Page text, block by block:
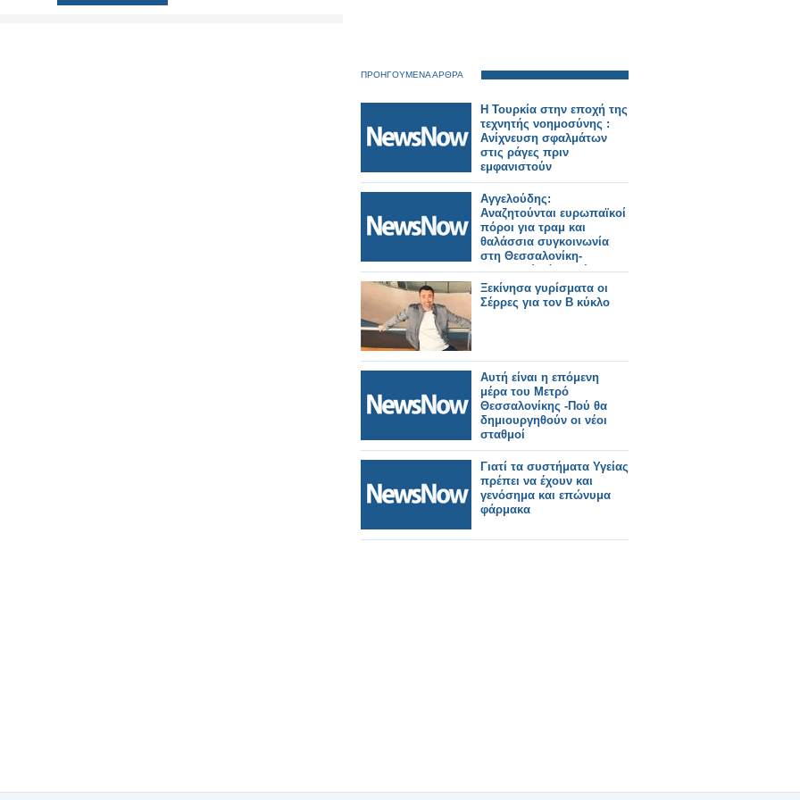
ΠΡΟΗΓΟΥΜΕΝΑ ΑΡΘΡΑ
Η Τουρκία στην εποχή της
τεχνητής νοημοσύνης :
Ανίχνευση σφαλμάτων
στις ράγες πριν
εμφανιστούν
Αγγελούδης:
Αναζητούνται ευρωπαϊκοί
πόροι για τραμ και
θαλάσσια συγκοινωνία
στη Θεσσαλονίκη-
Προκαλούν όσοι λένε πως
η πόλη δεν χρειάζεται
άλλα μέσα
Ξεκίνησα γυρίσματα οι
Σέρρες για τον Β κύκλο
Aυτή είναι η επόμενη
μέρα του Μετρό
Θεσσαλονίκης -Πού θα
δημιουργηθούν οι νέοι
σταθμοί
Γιατί τα συστήματα Υγείας
πρέπει να έχουν και
γενόσημα και επώνυμα
φάρμακα